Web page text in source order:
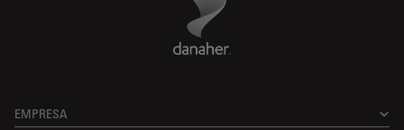
EMPRESA